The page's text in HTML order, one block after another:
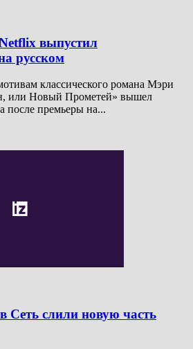
выпустил
русском
классического романа Мэри
или Новый Прометей» вышел
после премьеры на...
Сеть слили новую часть